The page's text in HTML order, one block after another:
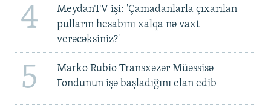
4
MeydanTV işi: 'Çamadanlarla çıxarılan
pulların hesabını xalqa nə vaxt
verəcəksiniz?'
5
Marko Rubio Transxəzər Müəssisə
Fondunun işə başladığını elan edib